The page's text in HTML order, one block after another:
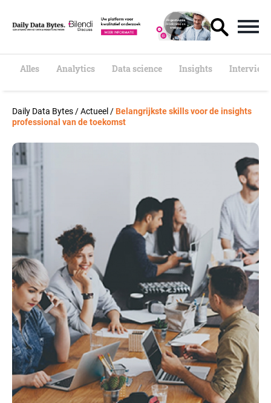
t
Alles Analytics Data science Insights
Daily Data Bytes /Actueel /Belangrijkste skills voor de insights
professional van de toekomst